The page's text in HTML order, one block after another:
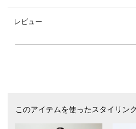
りながら高い耐久性が特徴です。
Tシャツの上からバサッと羽織って頂きたい
パンツは程よくボリュームのあるパンツが
レビュー
このアイテムを使ったスタイリン